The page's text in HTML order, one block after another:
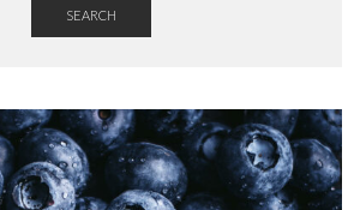
SEARCH